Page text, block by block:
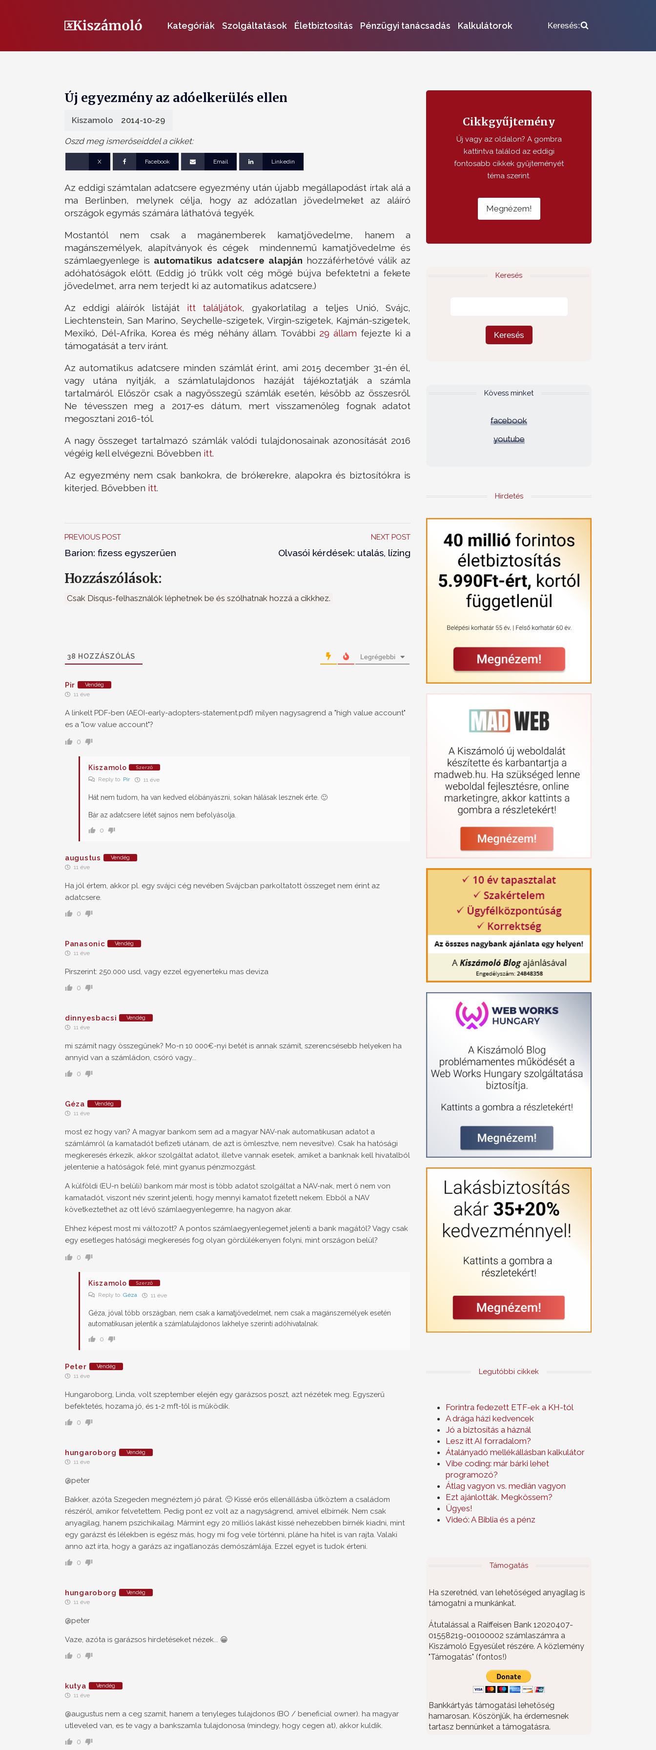
Kategóriák Szolgáltatások Életbiztosítás Pénzügyi tanácsadás Kalkulátorok Keresés:
Új egyezmény az adóelkerülés ellen
Kiszamolo 2014-10-29
Oszd meg ismerőseiddel a cikket:
X Facebook Email Linkedin
Az eddigi számtalan adatcsere egyezmény után újabb megállapodást írtak alá a
ma Berlinben, melynek célja, hogy az adózatlan jövedelmeket az aláíró
országok egymás számára láthatóvá tegyék.
Mostantól nem csak a magánemberek kamatjövedelme, hanem a
magánszemélyek, alapítványok és cégek mindennemű kamatjövedelme és
számlaegyenlege is automatikus adatcsere alapján hozzáférhetővé válik az
adóhatóságok előtt. (Eddig jó trükk volt cég mögé bújva befektetni a fekete
jövedelmet, arra nem terjedt ki az automatikus adatcsere.)
Az eddigi aláírók listáját itt találjátok, gyakorlatilag a teljes Unió, Svájc,
Liechtenstein, San Marino, Seychelle-szigetek, Virgin-szigetek, Kajmán-szigetek,
Mexikó, Dél-Afrika, Korea és még néhány állam. További 29 állam fejezte ki a
támogatását a terv iránt.
Az automatikus adatcsere minden számlát érint, ami 2015 december 31-én él,
vagy utána nyitják, a számlatulajdonos hazáját tájékoztatják a számla
tartalmáról. Először csak a nagyösszegű számlák esetén, később az összesről.
Ne tévesszen meg a 2017-es dátum, mert visszamenőleg fognak adatot
megosztani 2016-tól.
A nagy összeget tartalmazó számlák valódi tulajdonosainak azonosítását 2016
végéig kell elvégezni. Bővebben itt.
Az egyezmény nem csak bankokra, de brókerekre, alapokra és biztosítókra is
kiterjed. Bővebben itt.
PREVIOUS POST
Barion: fizess egyszerűen
NEXT POST
Olvasói kérdések: utalás, lízing
Hozzászólások:
Csak Disqus-felhasználók léphetnek be és szólhatnak hozzá a cikkhez.
38 HOZZÁSZÓLÁS Legrégebbi
Pir Vendég
11 éve
A linkelt PDF-ben (AEOI-early-adopters-statement.pdf) milyen nagysagrend a "high value account"
es a "low value account"?
0
Kiszamolo Szerző
Reply to Pir 11 éve
Hát nem tudom, ha van kedved előbányászni, sokan hálásak lesznek érte. 🙂
Bár az adatcsere létét sajnos nem befolyásolja.
0
augustus Vendég
11 éve
Ha jól értem, akkor pl. egy svájci cég nevében Svájcban parkoltatott összeget nem érint az
adatcsere.
0
Panasonic Vendég
11 éve
Pirszerint: 250.000 usd, vagy ezzel egyenerteku mas deviza
0
dinnyesbacsi Vendég
11 éve
mi számít nagy összegűnek? Mo-n 10 000€-nyi betét is annak számít, szerencsésebb helyeken ha
annyid van a számládon, csóró vagy...
0
Géza Vendég
11 éve
most ez hogy van? A magyar bankom sem ad a magyar NAV-nak automatikusan adatot a
számlámról (a kamatadót befizeti utánam, de azt is ömlesztve, nem nevesítve). Csak ha hatósági
megkeresés érkezik, akkor szolgáltat adatot, illetve vannak esetek, amiket a banknak kell hivatalból
jelentenie a hatóságok felé, mint gyanus pénzmozgást.
A külföldi (EU-n belüli) bankom már most is több adatot szolgáltat a NAV-nak, mert ő nem von
kamatadót, viszont név szerint jelenti, hogy mennyi kamatot fizetett nekem. Ebből a NAV
következtethet az ott lévő számlaegyenlegemre, ha nagyon akar.
Ehhez képest most mi változott? A pontos számlaegyenlegemet jelenti a bank magától? Vagy csak
egy esetleges hatósági megkeresés fog olyan gördülékenyen folyni, mint országon belül?
0
Kiszamolo Szerző
Reply to Géza 11 éve
Géza, jóval több országban, nem csak a kamatjövedelmet, nem csak a magánszemélyek esetén
automatikusan jelentik a számlatulajdonos lakhelye szerinti adóhivatalnak.
0
Peter Vendég
11 éve
Hungaroborg, Linda, volt szeptember elején egy garázsos poszt, azt nézétek meg. Egyszerű
befektetés, hozama jó, és 1-2 mft-től is működik.
0
hungaroborg Vendég
11 éve
@peter
Bakker, azóta Szegeden megnéztem jó párat. 🙂 Kissé erős ellenállásba ütköztem a családom
részéről, amikor felvetettem. Pedig pont ez volt az a nagyságrend, amivel elbírnék. Nem csak
anyagilag, hanem pszichikailag. Mármint egy 20 milliós lakást kissé nehezebben bírnék kiadni, mint
egy garázst és lélekben is egész más, hogy mi fog vele történni, pláne ha hitel is van rajta. Valaki
anno azt írta, hogy a garázs az ingatlanozás demószámlája. Ezzel egyet is tudok érteni.
0
hungaroborg Vendég
11 éve
@peter
Vaze, azóta is garázsos hirdetéseket nézek... 😀
0
kutya Vendég
11 éve
@augustus nem a ceg szamit, hanem a tenyleges tulajdonos (BO / beneficial owner). ha magyar
utleveled van, es te vagy a bankszamla tulajdonosa (mindegy, hogy cegen at), akkor kuldik.
0
Cikkgyűjtemény
Új vagy az oldalon? A gombra
kattintva találod az eddigi
fontosabb cikkek gyűjteményét
téma szerint.
Megnézem!
Keresés
Kövess minket
facebook
youtube
Hirdetés
Legutóbbi cikkek
Forintra fedezett ETF-ek a KH-tól
A drága házi kedvencek
Jó a biztosítás a háznál
Lesz itt AI forradalom?
Átalányadó mellékállásban kalkulátor
Vibe coding: már bárki lehet
programozó?
Átlag vagyon vs. medián vagyon
Ezt ajánlották. Megkössem?
Ügyes!
Videó: A Biblia és a pénz
Támogatás
Ha szeretnéd, van lehetőséged anyagilag is
támogatni a munkánkat.
Átutalással a Raiffeisen Bank 12020407-
01558219-00100002 számlaszámra a
Kiszámoló Egyesület részére. A közlemény
"Támogatás" (fontos!)
Bankkártyás támogatási lehetőség
hamarosan. Köszönjük, ha érdemesnek
tartasz bennünket a támogatásra.